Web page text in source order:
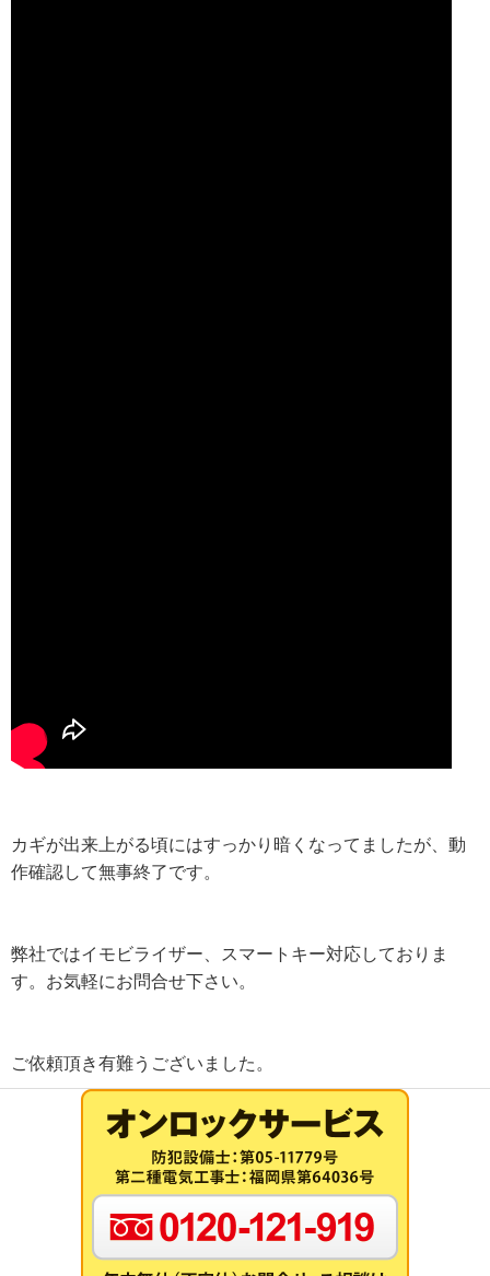
カギが出来上がる頃にはすっかり暗くなってましたが、動
作確認して無事終了です。
弊社ではイモビライザー、スマートキー対応しておりま
す。お気軽にお問合せ下さい。
ご依頼頂き有難うございました。